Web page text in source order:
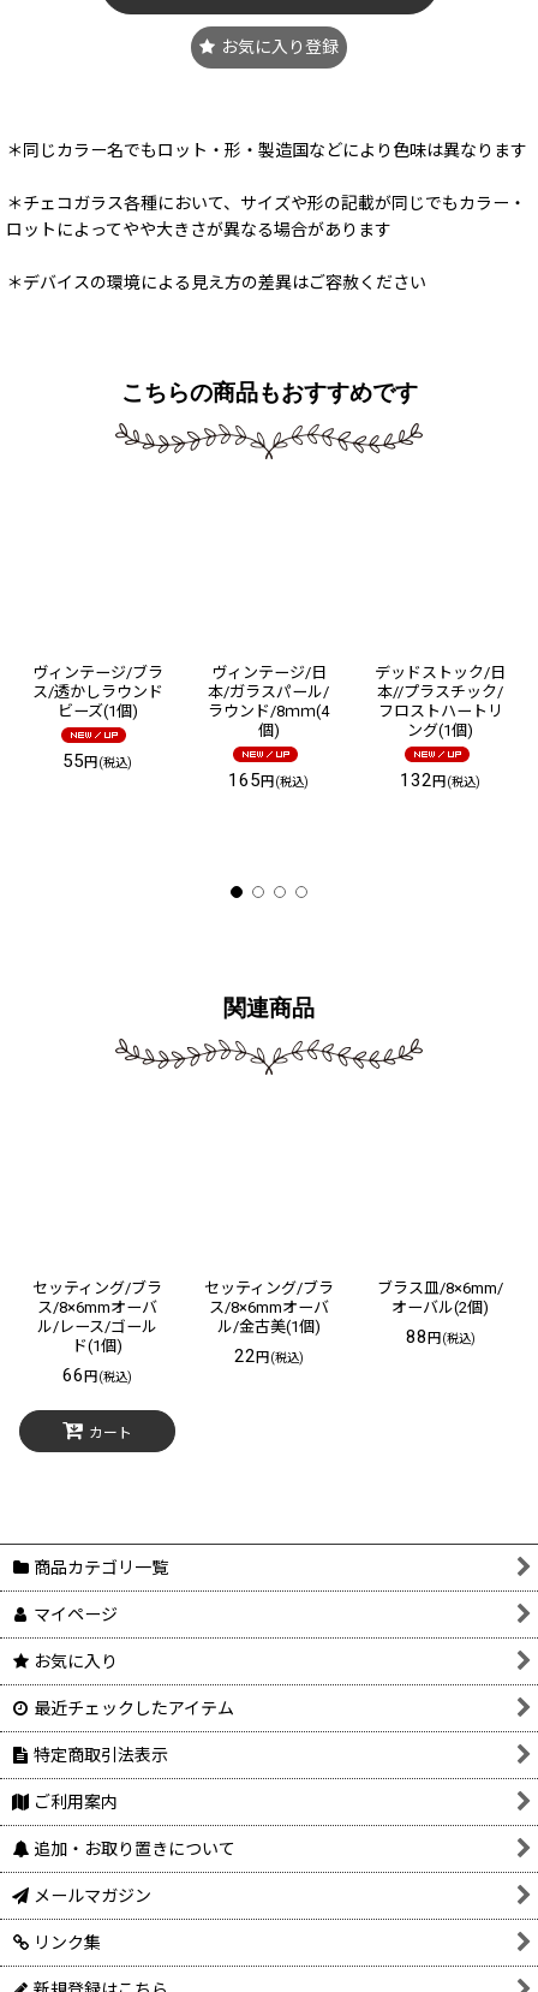
お気に入り登録
＊同じカラー名でもロット・形・製造国などにより色味は異なります
＊チェコガラス各種において、サイズや形の記載が同じでもカラー・
ロットによってやや大きさが異なる場合があります
＊デバイスの環境による見え方の差異はご容赦ください
こちらの商品もおすすめです
ヴィンテージ/ブラ
ス/透かしラウンド
ビーズ(1個)
55円(税込)
ヴィンテージ/日
本/ガラスパール/
ラウンド/8ｍｍ(4
個)
165円(税込)
デッドストック/日
本//プラスチック/
フロストハートリ
ング(1個)
132円(税込)
関連商品
セッティング/ブラ
ス/8×6mmオーバ
ル/レース/ゴール
ド(1個)
66円(税込)
カート
セッティング/ブラ
ス/8×6mmオーバ
ル/金古美(1個)
22円(税込)
ブラス皿/8×6mm/
オーバル(2個)
88円(税込)
商品カテゴリ一覧
マイページ
お気に入り
最近チェックしたアイテム
特定商取引法表示
ご利用案内
追加・お取り置きについて
メールマガジン
リンク集